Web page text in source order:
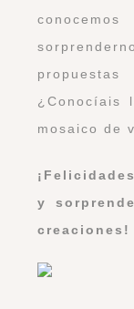
¿Conocíais
mosaico de
y
creaciones!